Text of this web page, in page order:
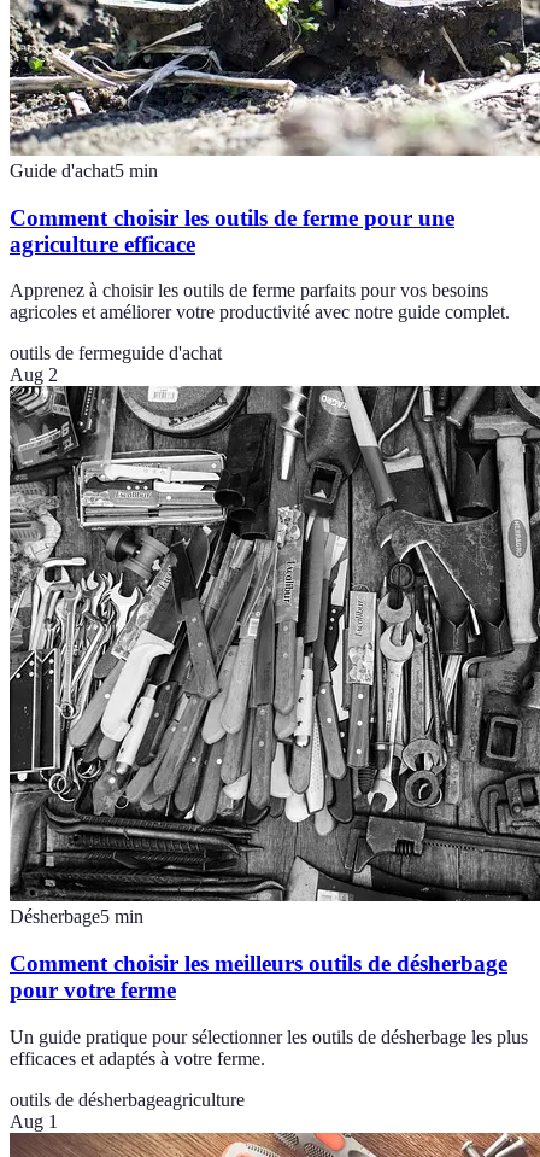
Guide d'achat5 min
Comment choisir les outils de ferme pour une
agriculture efficace
Apprenez à choisir les outils de ferme parfaits pour vos besoins
agricoles et améliorer votre productivité avec notre guide complet.
outils de fermeguide d'achat
Aug 2
Désherbage5 min
Comment choisir les meilleurs outils de désherbage
pour votre ferme
Un guide pratique pour sélectionner les outils de désherbage les plus
efficaces et adaptés à votre ferme.
outils de désherbageagriculture
Aug 1